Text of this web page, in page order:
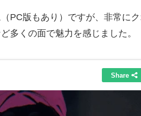
PC版もあり）ですが、非常に
多くの面で魅力を感じました。